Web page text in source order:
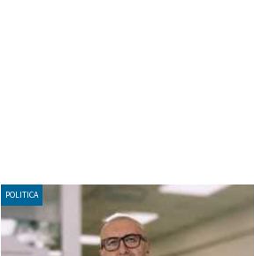
POLITICA